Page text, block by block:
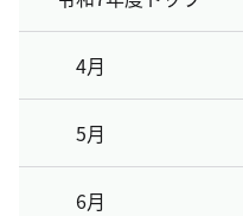
4月
5月
6月